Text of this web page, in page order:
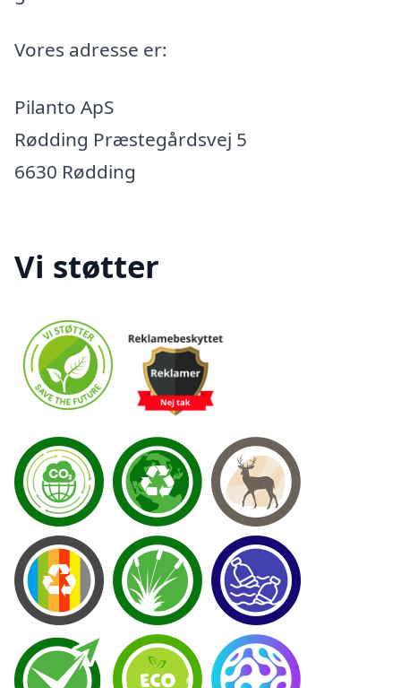
Vores adresse er:
Pilanto ApS
Rødding Præstegårdsvej 5
6630 Rødding
Vi støtter